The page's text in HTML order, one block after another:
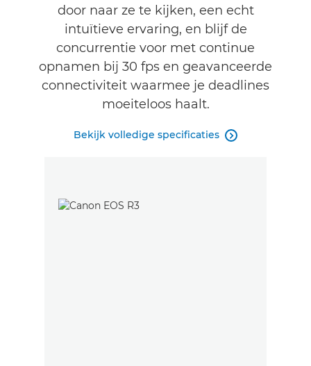
ANDERE VERKOOPPUNTEN
door naar ze te kijken, een echt
intuïtieve ervaring, en blijf de
concurrentie voor met continue
opnamen bij 30 fps en geavanceerde
connectiviteit waarmee je deadlines
moeiteloos haalt.
Bekijk volledige specificaties 